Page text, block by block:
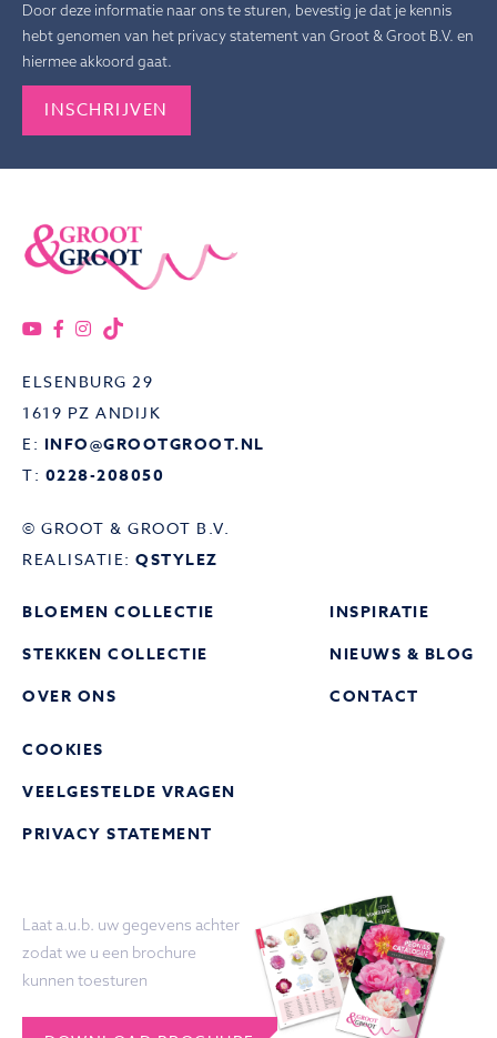
Door deze informatie naar ons te sturen, bevestig je dat je kennis
hebt genomen van het privacy statement van Groot & Groot B.V. en
hiermee akkoord gaat.
ELSENBURG 29
1619 PZ ANDIJK
E: INFO@GROOTGROOT.NL
T: 0228-208050
© GROOT & GROOT B.V.
REALISATIE: QSTYLEZ
BLOEMEN COLLECTIE
STEKKEN COLLECTIE
OVER ONS
INSPIRATIE
NIEUWS & BLOG
CONTACT
COOKIES
VEELGESTELDE VRAGEN
PRIVACY STATEMENT
Laat a.u.b. uw gegevens achter
zodat we u een brochure
kunnen toesturen